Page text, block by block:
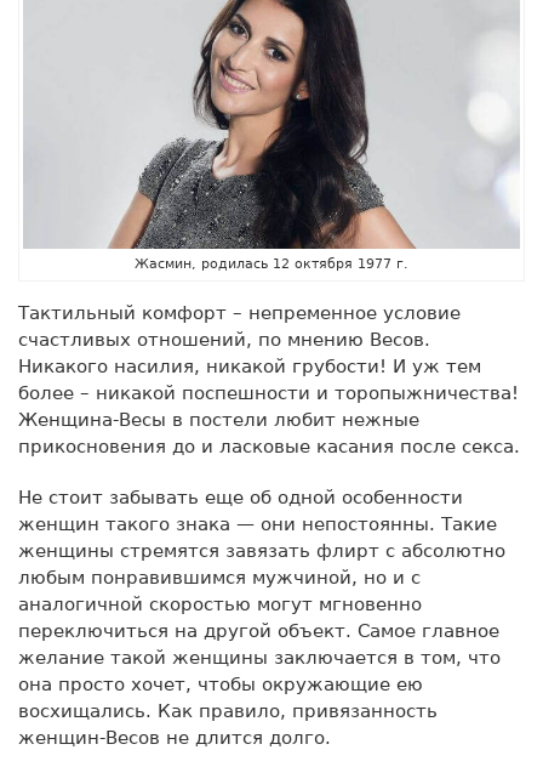
Жасмин, родилась 12 октября 1977 г.
Тактильный комфорт – непременное условие
счастливых отношений, по мнению Весов.
Никакого насилия, никакой грубости! И уж тем
более – никакой поспешности и торопыжничества!
Женщина-Весы в постели любит нежные
прикосновения до и ласковые касания после секса.
Не стоит забывать еще об одной особенности
женщин такого знака — они непостоянны. Такие
женщины стремятся завязать флирт с абсолютно
любым понравившимся мужчиной, но и с
аналогичной скоростью могут мгновенно
переключиться на другой объект. Самое главное
желание такой женщины заключается в том, что
она просто хочет, чтобы окружающие ею
восхищались. Как правило, привязанность
женщин-Весов не длится долго.